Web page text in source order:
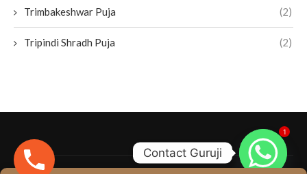
Trimbakeshwar Puja (2)
Tripindi Shradh Puja (2)
1
Contact Guruji